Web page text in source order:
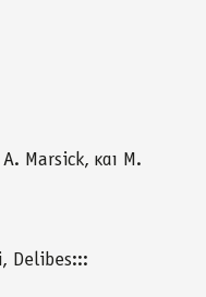
Marsick, και Μ.
Delibes:::